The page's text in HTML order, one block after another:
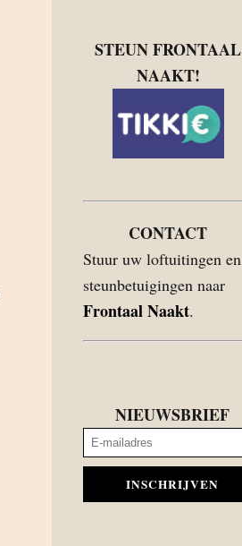
STEUN FRONTAAL
NAAKT!
CONTACT
Stuur uw loftuitingen en
steunbetuigingen naar
Frontaal Naakt.
NIEUWSBRIEF
INSCHRIJVEN